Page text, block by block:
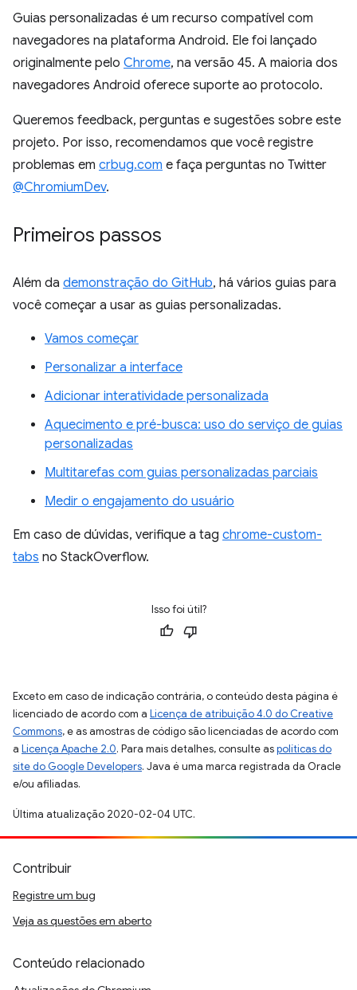
Guias personalizadas é um recurso compatível com
navegadores na plataforma Android. Ele foi lançado
originalmente pelo Chrome, na versão 45. A maioria dos
navegadores Android oferece suporte ao protocolo.
Queremos feedback, perguntas e sugestões sobre este
projeto. Por isso, recomendamos que você registre
problemas em crbug.com e faça perguntas no Twitter
@ChromiumDev.
Primeiros passos
Além da demonstração do GitHub, há vários guias para
você começar a usar as guias personalizadas.
Vamos começar
Personalizar a interface
Adicionar interatividade personalizada
Aquecimento e pré-busca: uso do serviço de guias
personalizadas
Multitarefas com guias personalizadas parciais
Medir o engajamento do usuário
Em caso de dúvidas, verifique a tag chrome-custom-
tabs no StackOverflow.
Isso foi útil?
Exceto em caso de indicação contrária, o conteúdo desta página é
licenciado de acordo com a Licença de atribuição 4.0 do Creative
Commons, e as amostras de código são licenciadas de acordo com
a Licença Apache 2.0. Para mais detalhes, consulte aspolíticas do
site do Google Developers. Java é uma marca registrada da Oracle
e/ou afiliadas.
Última atualização 2020-02-04 UTC.
Contribuir
Registre um bug
Veja as questões em aberto
Conteúdo relacionado